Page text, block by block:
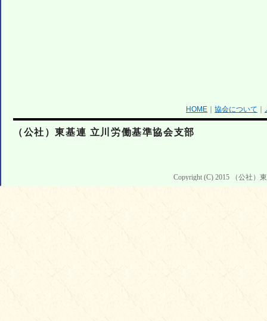
HOME 協会について
（公社）東基連 立川労働基準協会支部
Copyright (C) 2015 （公社）